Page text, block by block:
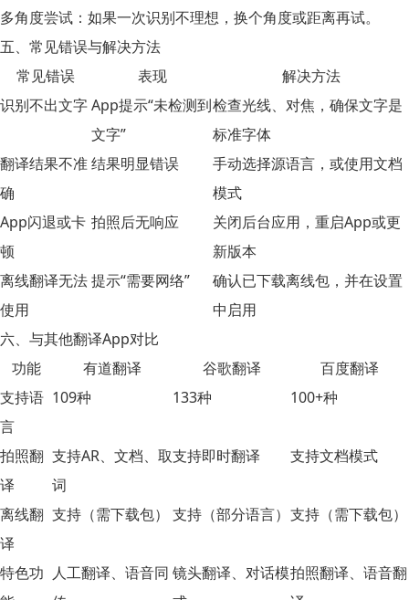
多角度尝试： 如果一次识别不理想，换个角度或距离再试。
五、常见错误与解决方法
常见错误
表现
解决方法
识别不出文字App提示“未检测到
文字”
检查光线、对焦，确保文字是
标准字体
翻译结果不准
确
结果明显错误
手动选择源语言，或使用文档
模式
App闪退或卡
顿
拍照后无响应
关闭后台应用，重启App或更
新版本
离线翻译无法
使用
提示“需要网络”
确认已下载离线包，并在设置
中启用
六、与其他翻译App对比
功能
有道翻译 谷歌翻译
百度翻译
支持语
言
109种 133种 100+种
拍照翻
译
支持AR、文档、取
词
支持即时翻译 支持文档模式
离线翻
译
支持（需下载包） 支持（部分语言） 支持（需下载包）
特色功 人工翻译、语音同 镜头翻译、对话模拍照翻译、语音翻